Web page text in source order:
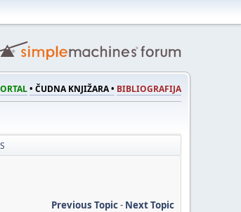
• ČUDNA KNJIŽARA • BIBLIOGRAFIJA
Previous Topic- Next Topic